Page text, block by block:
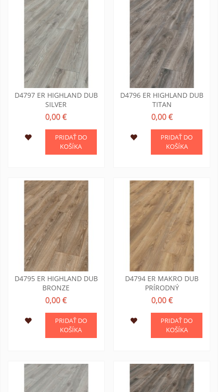
D4797 ER HIGHLAND DUB
SILVER
0,00 €
PRIDAŤ DO
KOŠÍKA
D4796 ER HIGHLAND DUB
TITAN
0,00 €
PRIDAŤ DO
KOŠÍKA
D4795 ER HIGHLAND DUB
BRONZE
0,00 €
PRIDAŤ DO
KOŠÍKA
D4794 ER MAKRO DUB
PRÍRODNÝ
0,00 €
PRIDAŤ DO
KOŠÍKA